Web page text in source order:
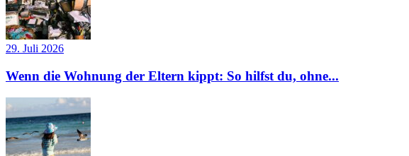
29. Juli 2026
Wenn die Wohnung der Eltern kippt: So hilfst du, ohne...